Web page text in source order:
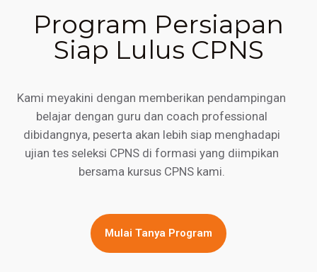
Program Persiapan
Siap Lulus CPNS
Kami meyakini dengan memberikan pendampingan
belajar dengan guru dan coach professional
dibidangnya, peserta akan lebih siap menghadapi
ujian tes seleksi CPNS di formasi yang diimpikan
bersama kursus CPNS kami.
Mulai Tanya Program